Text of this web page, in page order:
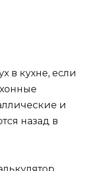
в кухне, если
и
назад в